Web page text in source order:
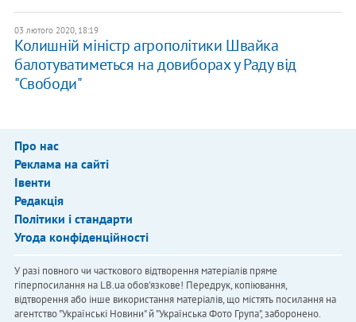
03 лютого 2020, 18:19
​Колишній міністр агрополітики Швайка
балотуватиметься на довиборах у Раду від
"Свободи"
Про нас
Реклама на сайті
Івенти
Редакція
Політики і стандарти
Угода конфіденційності
У разі повного чи часткового відтворення матеріалів пряме
гіперпосилання на LB.ua обов'язкове! Передрук, копіювання,
відтворення або інше використання матеріалів, що містять посилання на
агентство "Українськi Новини" й "Українська Фото Група", заборонено.